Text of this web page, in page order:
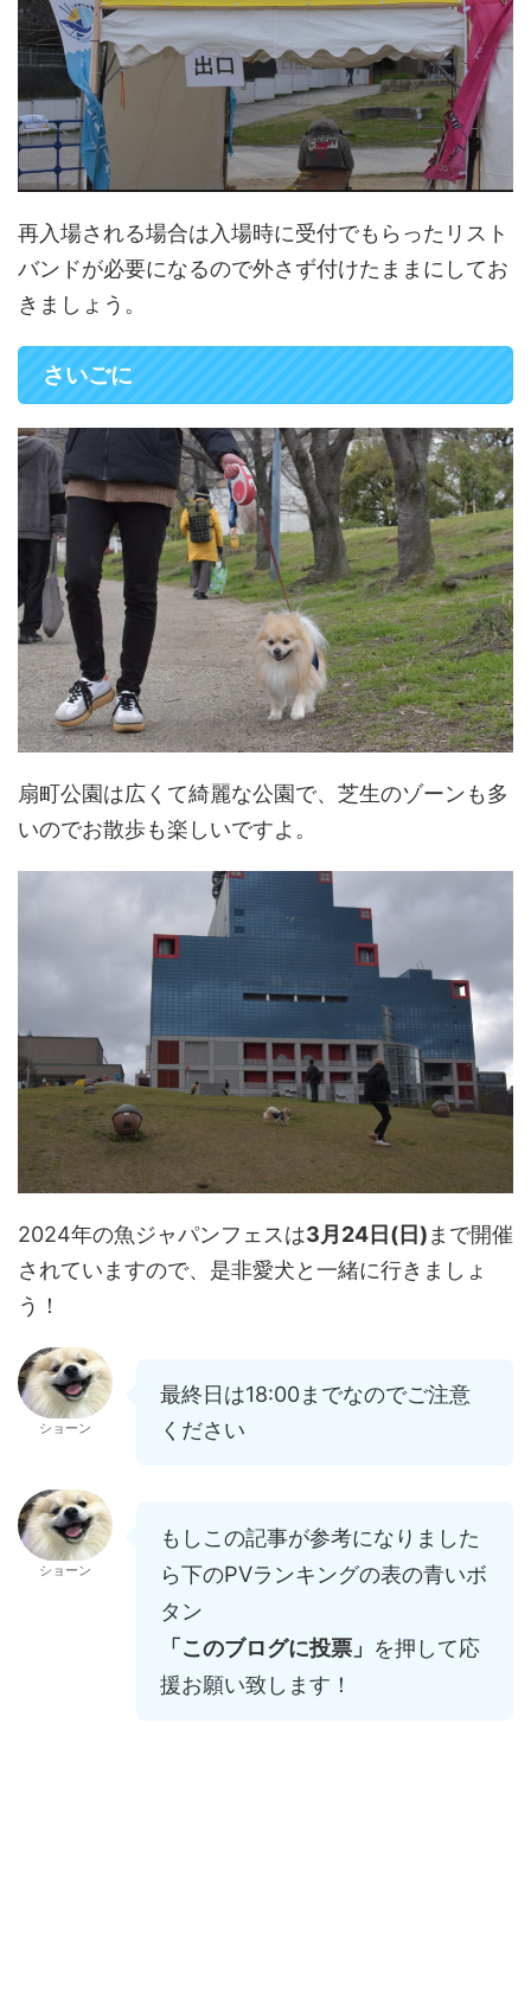
再入場される場合は入場時に受付でもらったリスト
バンドが必要になるので外さず付けたままにしてお
きましょう。
さいごに
扇町公園は広くて綺麗な公園で、芝生のゾーンも多
いのでお散歩も楽しいですよ。
2024年の魚ジャパンフェスは3月24日(日)まで開催
されていますので、是非愛犬と一緒に行きましょ
う！
ショーン
最終日は18:00までなのでご注意
ください
ショーン
もしこの記事が参考になりました
ら下のPVランキングの表の青いボ
タン
「このブログに投票」 を押して応
援お願い致します！